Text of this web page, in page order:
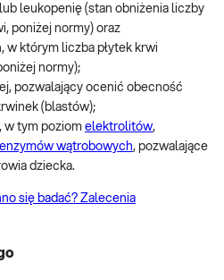
leukopenię (stan obniżenia liczby
poniżej normy) oraz
w którym liczba płytek krwi
normy);
pozwalający ocenić obecność
(blastów);
w tym poziom elektrolitów,
enzymów wątrobowych, pozwalające
dziecka.
się badać? Zalecenia